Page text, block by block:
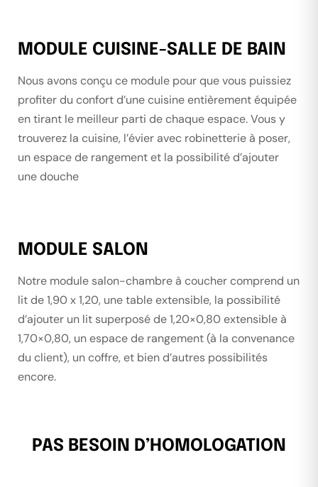
MODULE CUISINE-SALLE DE BAIN
Nous avons conçu ce module pour que vous puissiez
profiter du confort d’une cuisine entièrement équipée
en tirant le meilleur parti de chaque espace. Vous y
trouverez la cuisine, l’évier avec robinetterie à poser,
un espace de rangement et la possibilité d’ajouter
une douche
MODULE SALON
Notre module salon-chambre à coucher comprend un
lit de 1,90 x 1,20, une table extensible, la possibilité
d’ajouter un lit superposé de 1,20×0,80 extensible à
1,70×0,80, un espace de rangement (à la convenance
du client), un coffre, et bien d’autres possibilités
encore.
PAS BESOIN D’HOMOLOGATION